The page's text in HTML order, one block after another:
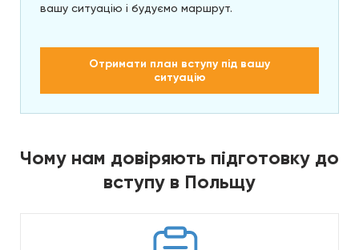
вашу ситуацію і будуємо маршрут.
Отримати план вступу під вашу
ситуацію
Чому нам довіряють підготовку до
вступу в Польщу